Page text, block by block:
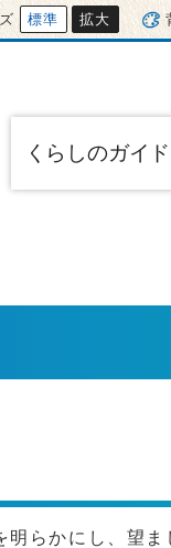
標準 拡大
くらしのガイド
らかにし、望